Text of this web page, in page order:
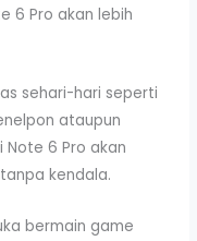
6 Pro akan lebih
sehari-hari seperti
ataupun
6 Pro akan
kendala.
bermain game